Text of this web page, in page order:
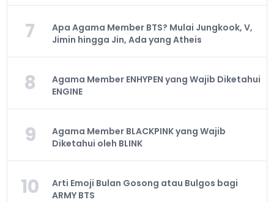
7
Apa Agama Member BTS? Mulai Jungkook, V,
Jimin hingga Jin, Ada yang Atheis
8
Agama Member ENHYPEN yang Wajib Diketahui
ENGINE
9
Agama Member BLACKPINK yang Wajib
Diketahui oleh BLINK
10
Arti Emoji Bulan Gosong atau Bulgos bagi
ARMY BTS